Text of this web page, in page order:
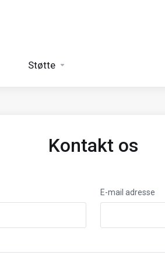
Støtte
Kontakt os
E-mail adresse